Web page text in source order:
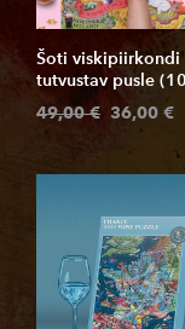
Šoti viskipiirkondi
tutvustav pusle
49,00 € 36,00 €